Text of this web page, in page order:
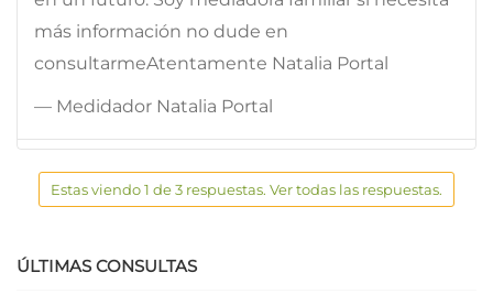
más información no dude en
consultarmeAtentamente Natalia Portal
— Medidador Natalia Portal
Estas viendo 1 de 3 respuestas. Ver todas las respuestas.
ÚLTIMAS CONSULTAS